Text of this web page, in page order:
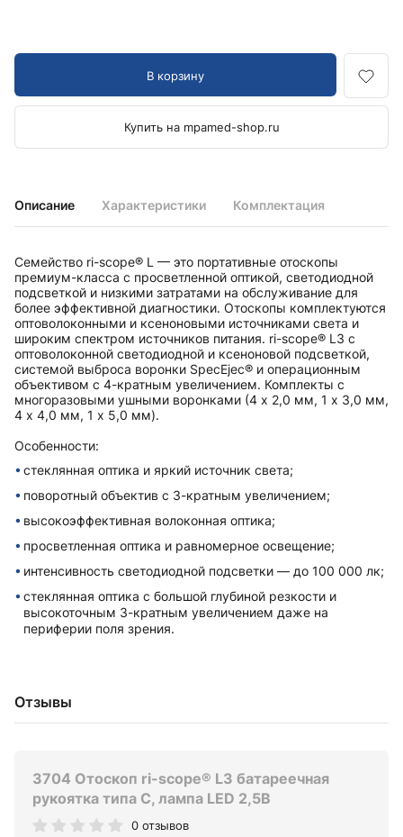
Описание Характеристики Комплектация
Семейство ri-scope® L — это портативные отоскопы
премиум-класса с просветленной оптикой, светодиодной
подсветкой и низкими затратами на обслуживание для
более эффективной диагностики. Отоскопы комплектуются
оптоволоконными и ксеноновыми источниками света и
широким спектром источников питания. ri-scope® L3 с
оптоволоконной светодиодной и ксеноновой подсветкой,
системой выброса воронки SpecEjec® и операционным
объективом с 4-кратным увеличением. Комплекты с
многоразовыми ушными воронками (4 x 2,0 мм, 1 x 3,0 мм,
4 x 4,0 мм, 1 x 5,0 мм).
Особенности:
стеклянная оптика и яркий источник света;
поворотный объектив с 3-кратным увеличением;
высокоэффективная волоконная оптика;
просветленная оптика и равномерное освещение;
интенсивность светодиодной подсветки — до 100 000 лк;
стеклянная оптика с большой глубиной резкости и
высокоточным 3-кратным увеличением даже на
периферии поля зрения.
Отзывы
3704 Отоскоп ri-scope® L3 батареечная
рукоятка типа C, лампа LED 2,5В
0 отзывов
В корзину
Купить на mpamed-shop.ru